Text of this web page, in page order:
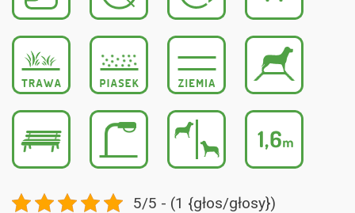
5/5 - (1 {głos/głosy})